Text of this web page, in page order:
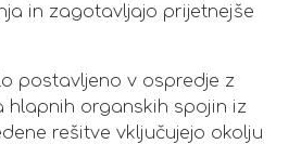
in zagotavljajo prijetnejše
postavljeno v ospredje z
hlapnih organskih spojin iz
rešitve vključujejo okolju